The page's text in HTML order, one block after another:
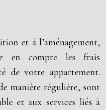
et à l’aménagement,
en compte les frais
de votre appartement.
manière régulière, sont
et aux services liés à